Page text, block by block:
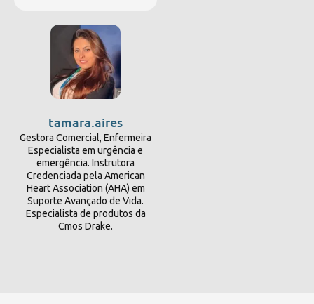
tamara.aires
Gestora Comercial, Enfermeira
Especialista em urgência e
emergência. Instrutora
Credenciada pela American
Heart Association (AHA) em
Suporte Avançado de Vida.
Especialista de produtos da
Cmos Drake.